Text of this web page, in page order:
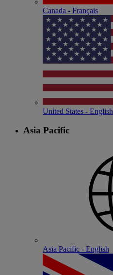
Canada - Français
United States - English
Asia Pacific
Asia Pacific - English